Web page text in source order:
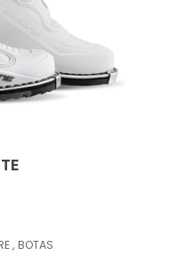
, BOTAS